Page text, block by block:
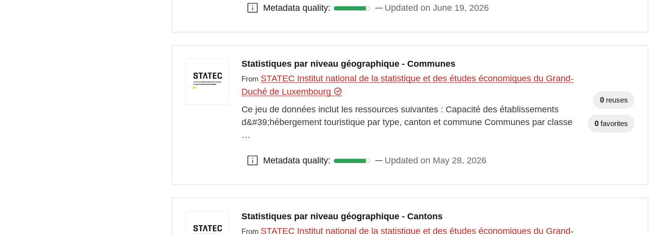
Metadata quality:
Metadata quality: Updated on June 19, 2026
Statistiques par niveau géographique - Communes
From STATEC Institut national de la statistique et des études économiques du Grand-
Duché de Luxembourg
Ce jeu de données inclut les ressources suivantes : Capacité des établissements
d&#39;hébergement touristique par type, canton et commune Communes par classe
…
Metadata quality:
Metadata quality: Updated on May 28, 2026
0 reuses
0 favorites
Statistiques par niveau géographique - Cantons
From STATEC Institut national de la statistique et des études économiques du Grand-